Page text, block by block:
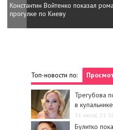
Константин Войтенко показал
прогулке по Киеву
Топ-новости по:
Трегубова
в
31 июля,
Булитко